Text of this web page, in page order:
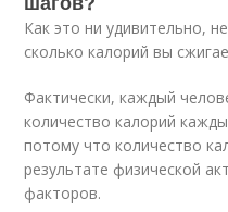
Как это ни удивительно,
сколько калорий вы
Фактически, каждый
количество калорий
потому что количество
результате физической
факторов.